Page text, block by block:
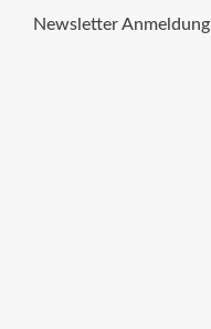
Newsletter Anmeldung